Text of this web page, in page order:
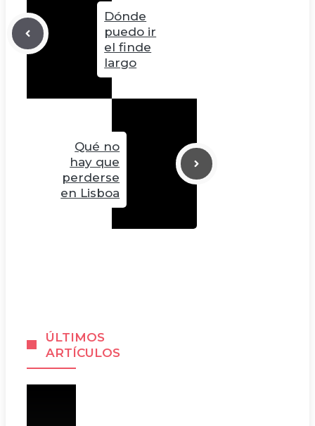
Dónde
puedo ir
el finde
largo
Qué no
hay que
perderse
en Lisboa
ÚLTIMOS
ARTÍCULOS